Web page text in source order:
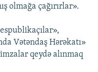
olmağa çağırırlar».
Vətəndaş Hərəkatı»
qeydə alınmaq